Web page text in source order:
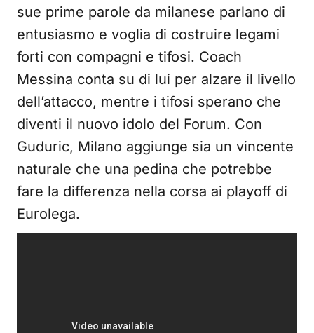
sue prime parole da milanese parlano di
entusiasmo e voglia di costruire legami
forti con compagni e tifosi. Coach
Messina conta su di lui per alzare il livello
dell’attacco, mentre i tifosi sperano che
diventi il nuovo idolo del Forum. Con
Guduric, Milano aggiunge sia un vincente
naturale che una pedina che potrebbe
fare la differenza nella corsa ai playoff di
Eurolega.